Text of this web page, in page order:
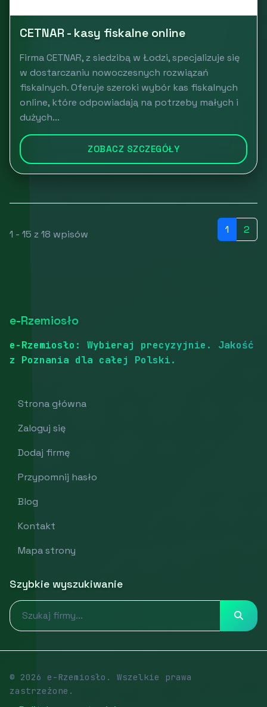
CETNAR - kasy fiskalne online
Firma CETNAR, z siedzibą w Łodzi, specjalizuje się
w dostarczaniu nowoczesnych rozwiązań
fiskalnych. Oferuje szeroki wybór kas fiskalnych
online, które odpowiadają na potrzeby małych i
dużych...
ZOBACZ SZCZEGÓŁY
1 - 15 z 18 wpisów 1 2
e-Rzemiosło
e-Rzemiosło: Wybieraj precyzyjnie. Jakość
z Poznania dla całej Polski.
Strona główna
Zaloguj się
Dodaj firmę
Przypomnij hasło
Blog
Kontakt
Mapa strony
Szybkie wyszukiwanie
© 2026 e-Rzemiosło. Wszelkie prawa
zastrzeżone.